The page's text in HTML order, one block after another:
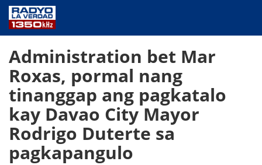
PUBLIC SERVICE
ANNOUNCEMENTS
PROGRAMS
ABOUT
CONTACT US
Administration bet Mar
Roxas, pormal nang
tinanggap ang pagkatalo
kay Davao City Mayor
Rodrigo Duterte sa
pagkapangulo